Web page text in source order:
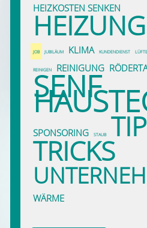
HEIZKOSTEN SENKEN
HEIZUNG
JOB JUBILÄUM KLIMA KUNDENDIENST
REINIGEN REINIGUNG
SENF
SPONSORING STAUB
TRICKS
WÄRME